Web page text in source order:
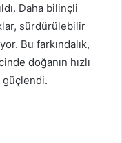
Daha bilinçli
sürdürülebilir
Bu farkındalık,
doğanın hızlı
güçlendi.